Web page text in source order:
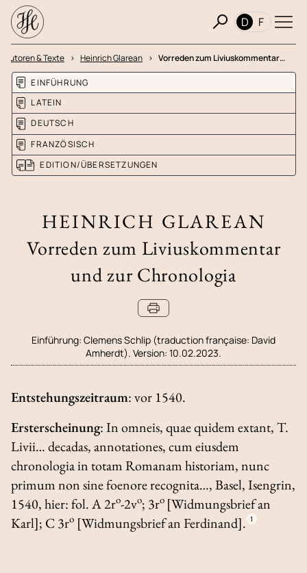
D F
Autoren & Texte Heinrich Glarean Vorreden zum Liviuskommentar…
EINFÜHRUNG
LATEIN
DEUTSCH
FRANZÖSISCH
EDITION/ÜBERSETZUNGEN
HEINRICH GLAREAN
Vorreden zum Liviuskommentar
und zur Chronologia
Einführung: Clemens Schlip (traduction française: David
Amherdt). Version: 10.02.2023.
Entstehungszeitraum: vor 1540.
Ersterscheinung:In omneis, quae quidem extant, T.
Livii… decadas, annotationes, cum eiusdem
chronologia in totam Romanam historiam, nunc
primum non sine foenore recognita…, Basel, Isengrin,
1540, hier: fol. A 2ro-2vo; 3ro [Widmungsbrief an
Karl]; C 3ro [Widmungsbrief an Ferdinand]. 1